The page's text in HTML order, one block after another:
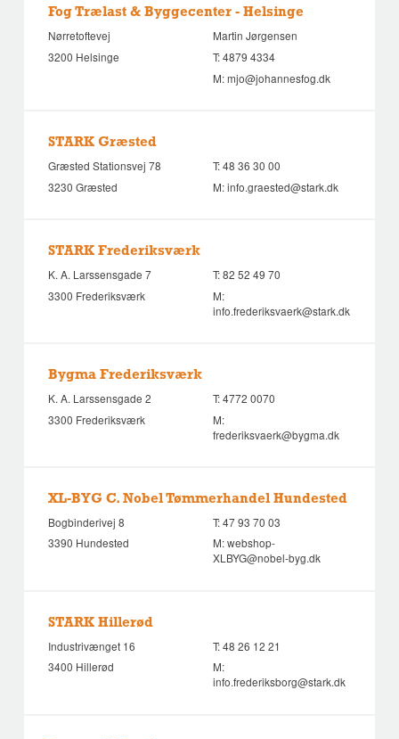
Fog Trælast & Byggecenter - Helsinge
Nørretoftevej
3200 Helsinge
Martin Jørgensen
T:4879 4334
M:mjo@johannesfog.dk
STARK Græsted
Græsted Stationsvej 78
3230 Græsted
T:48 36 30 00
M:info.graested@stark.dk
STARK Frederiksværk
K. A. Larssensgade 7
3300 Frederiksværk
T:82 52 49 70
M:
info.frederiksvaerk@stark.dk
Bygma Frederiksværk
K. A. Larssensgade 2
3300 Frederiksværk
T:4772 0070
M:
frederiksvaerk@bygma.dk
XL-BYG C. Nobel Tømmerhandel Hundested
Bogbinderivej 8
3390 Hundested
T:47 93 70 03
M:webshop-
XLBYG@nobel-byg.dk
STARK Hillerød
Industrivænget 16
3400 Hillerød
T:48 26 12 21
M:
info.frederiksborg@stark.dk